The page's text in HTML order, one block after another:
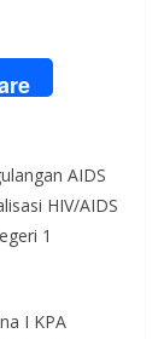
AIDS
HIV/AIDS
1
I KPA